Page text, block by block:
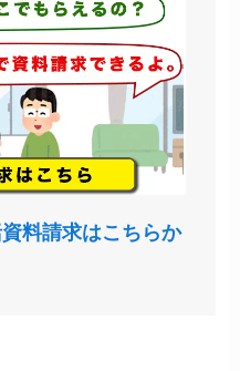
料請求はこちらか